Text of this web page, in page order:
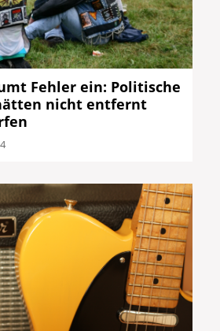
Fehler ein: Politische
nicht entfernt
4